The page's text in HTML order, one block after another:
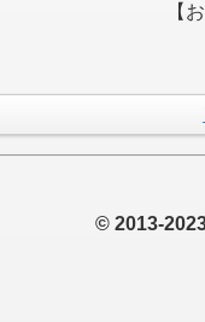
【
© 2013-